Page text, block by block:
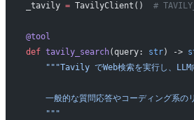
_tavily = TavilyClient() #
@tool
def tavily_search(query: str) ->
"""Tavily でWeb検索を実行し、LLM
一般的な質問応答やコーディング系の
    """